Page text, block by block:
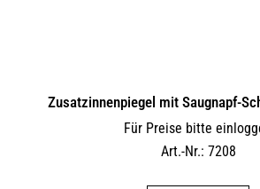
Zusatzinnenpiegel mit Saugnapf-
Für Preise bitte
Art.-Nr.: 7208